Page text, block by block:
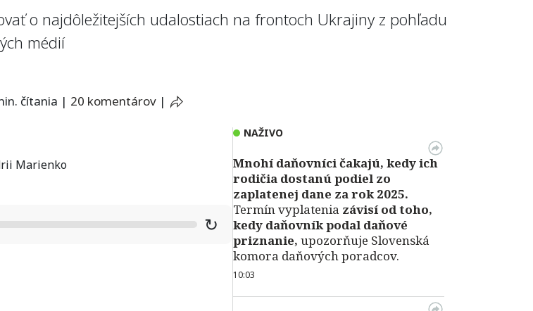
o najdôležitejších udalostiach na frontoch Ukrajiny z pohľadu
médií
čítania | 20 komentárov |
Marienko
↻
NAŽIVO
Mnohí daňovníci čakajú, kedy ich
rodičia dostanú podiel zo
zaplatenej dane za rok 2025.
Termín vyplatenia závisí od toho,
kedy daňovník podal daňové
priznanie, upozorňuje Slovenská
komora daňových poradcov.
10:03